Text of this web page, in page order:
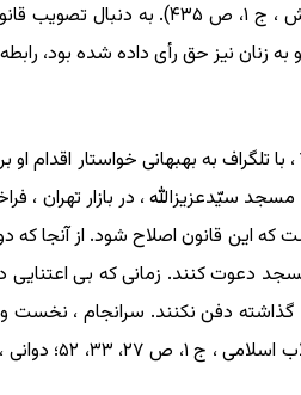
به بهبهانی خواستار اقدام او
مسجد سیّدعزیزالله ، در بازار
این قانون اصلاح شود. از آنجا که
دعوت کنند. زمانی که بی
دفن نکنند. سرانجام ، نخست